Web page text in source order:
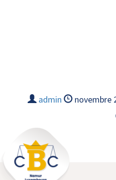
admin
novembre